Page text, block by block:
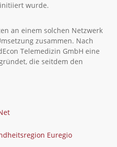
wurde.
an einem solchen Netzwerk
zusammen. Nach
Telemedizin GmbH eine
die seitdem den